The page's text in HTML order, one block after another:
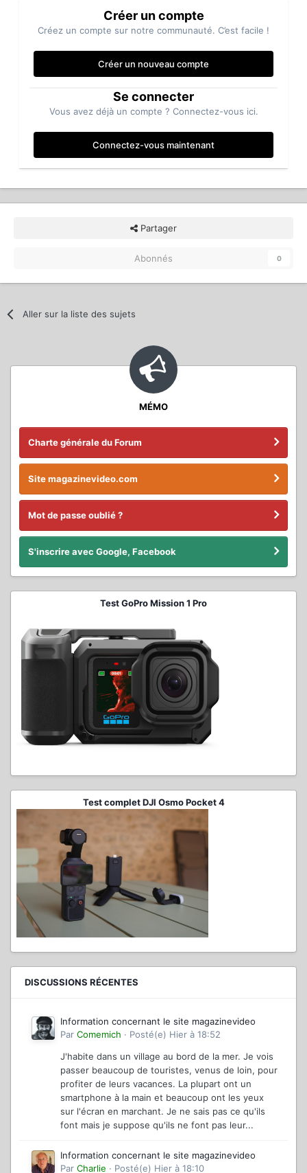
Créer un compte
Créez un compte sur notre communauté. C’est facile !
Créer un nouveau compte
Se connecter
Vous avez déjà un compte ? Connectez-vous ici.
Connectez-vous maintenant
Partager
Abonnés 0
Aller sur la liste des sujets
MÉMO
Charte générale du Forum
Site magazinevideo.com
Mot de passe oublié ?
S'inscrire avec Google, Facebook
Test GoPro Mission 1 Pro
Test complet DJI Osmo Pocket 4
DISCUSSIONS RÉCENTES
Information concernant le site magazinevideo
Par Comemich · Posté(e) Hier à 18:52
J'habite dans un village au bord de la mer. Je vois
passer beaucoup de touristes, venus de loin, pour
profiter de leurs vacances. La plupart ont un
smartphone à la main et beaucoup ont les yeux
sur l'écran en marchant. Je ne sais pas ce qu'ils
font mais je suppose qu'ils ne font pas leur...
Information concernant le site magazinevideo
Par Charlie · Posté(e) Hier à 18:10